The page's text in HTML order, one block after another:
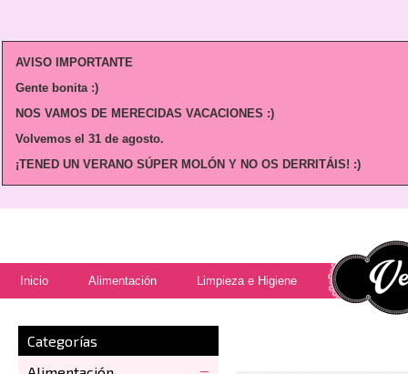
AVISO IMPORTANTE
Gente bonita :)
NOS VAMOS DE MERECIDAS VACACIONES :)
Volvemos el 31 de agosto.
¡TENED UN VERANO SÚPER MOLÓN Y NO OS DERRITÁIS! :)
Inicio Alimentación Limpieza e Higiene
Categorías